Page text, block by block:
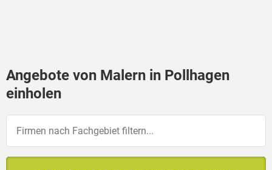
Angebote von Malern in Pollhagen
einholen